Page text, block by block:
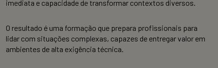
imediata e capacidade de transformar contextos diversos.
O resultado é uma formação que prepara profissionais para
lidar com situações complexas, capazes de entregar valor em
ambientes de alta exigência técnica.